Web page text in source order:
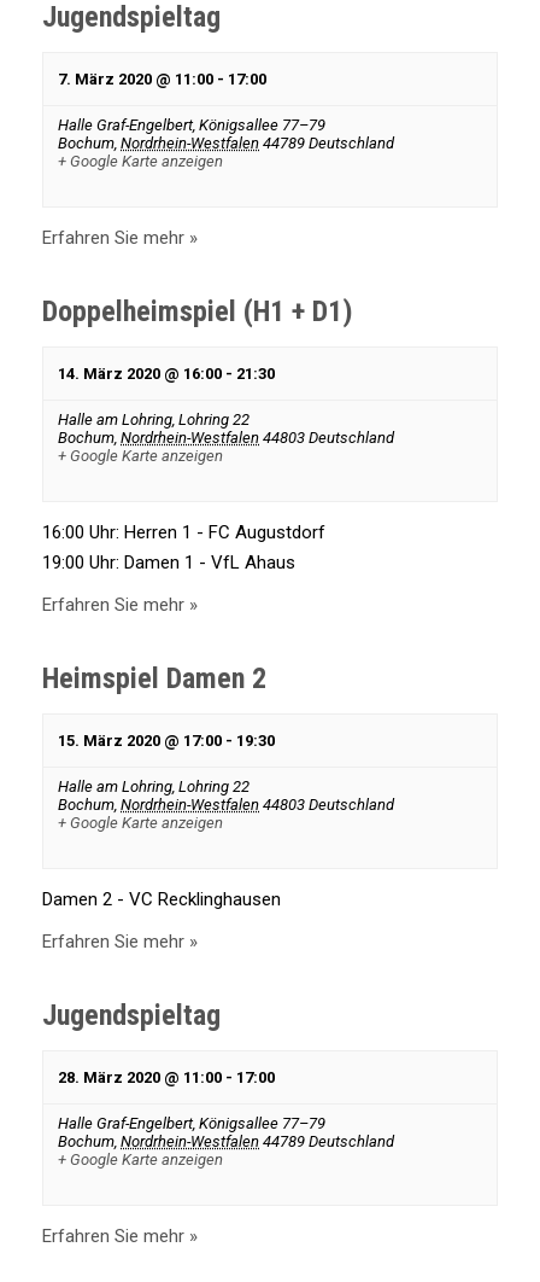
o
n
Jugendspieltag
7. März 2020 @ 11:00 - 17:00
Halle Graf-Engelbert, Königsallee 77–79
Bochum Nordrhein-Westfalen 44789 Deutschland
+ Google Karte anzeigen
Erfahren Sie mehr »
Doppelheimspiel (H1 + D1)
14. März 2020 @ 16:00 - 21:30
Halle am Lohring, Lohring 22
Bochum Nordrhein-Westfalen 44803 Deutschland
+ Google Karte anzeigen
16:00 Uhr: Herren 1 - FC Augustdorf
19:00 Uhr: Damen 1 - VfL Ahaus
Erfahren Sie mehr »
Heimspiel Damen 2
15. März 2020 @ 17:00 - 19:30
Halle am Lohring, Lohring 22
Bochum Nordrhein-Westfalen 44803 Deutschland
+ Google Karte anzeigen
Damen 2 - VC Recklinghausen
Erfahren Sie mehr »
Jugendspieltag
28. März 2020 @ 11:00 - 17:00
Halle Graf-Engelbert, Königsallee 77–79
Bochum Nordrhein-Westfalen 44789 Deutschland
+ Google Karte anzeigen
Erfahren Sie mehr »